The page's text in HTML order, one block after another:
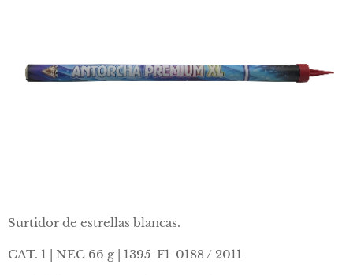
Surtidor de estrellas blancas.
CAT. 1 | NEC 66 g | 1395-F1-0188 / 2011